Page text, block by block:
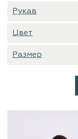
Рукав
Цвет
Размер